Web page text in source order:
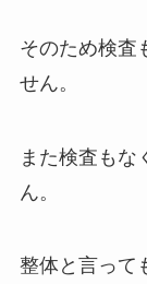
そのため検査
せん。
また検査もな
ん。
整体と言って